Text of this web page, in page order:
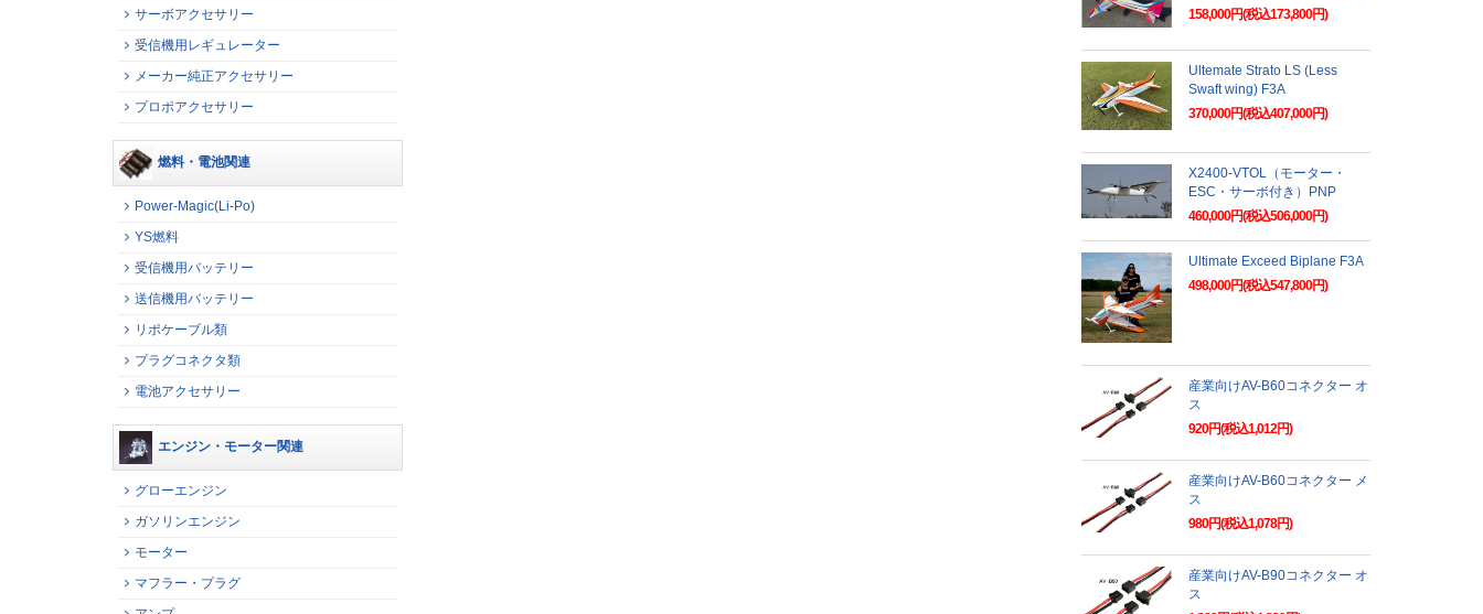
サーボアクセサリー
受信機用レギュレーター
メーカー純正アクセサリー
プロポアクセサリー
燃料・電池関連
Power-Magic(Li-Po)
YS燃料
受信機用バッテリー
送信機用バッテリー
リポケーブル類
プラグコネクタ類
電池アクセサリー
エンジン・モーター関連
グローエンジン
ガソリンエンジン
モーター
マフラー・プラグ
158,000円(税込173,800円)
Ultemate Strato LS (Less
Swaft wing) F3A
370,000円(税込407,000円)
X2400-VTOL（モーター・
ESC・サーボ付き）PNP
460,000円(税込506,000円)
Ultimate Exceed Biplane F3A
498,000円(税込547,800円)
産業向けAV-B60コネクター オ
ス
920円(税込1,012円)
産業向けAV-B60コネクター メ
ス
980円(税込1,078円)
産業向けAV-B90コネクター オ
ス